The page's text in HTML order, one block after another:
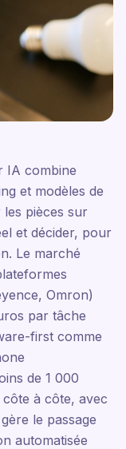
IA combine
et modèles de
pièces sur
et décider, pour
Le marché
Omron)
par tâche
first comme
de 1 000
à côte, avec
le passage
automatisée